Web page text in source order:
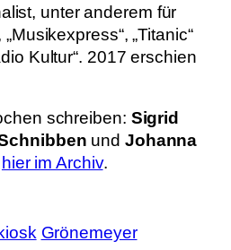
unter anderem für
„Musikexpress“, „Titanic“
Kultur“. 2017 erschien
schreiben: Sigrid
und Johanna
hier im Archiv.
Grönemeyer